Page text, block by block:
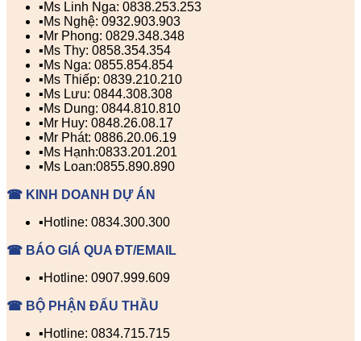
▪️Ms Linh Nga: 0838.253.253
▪️Ms Nghệ: 0932.903.903
▪️Mr Phong: 0829.348.348
▪️Ms Thy: 0858.354.354
▪️Ms Nga: 0855.854.854
▪️Ms Thiếp: 0839.210.210
▪️Ms Lưu: 0844.308.308
▪️Ms Dung: 0844.810.810
▪️Mr Huy: 0848.26.08.17
▪️Mr Phát: 0886.20.06.19
▪️Ms Hạnh:0833.201.201
▪️Ms Loan:0855.890.890
☎ KINH DOANH DỰ ÁN
▪️Hotline: 0834.300.300
☎ BÁO GIÁ QUA ĐT/EMAIL
▪️Hotline: 0907.999.609
☎ BỘ PHẬN ĐẤU THẦU
▪️Hotline: 0834.715.715